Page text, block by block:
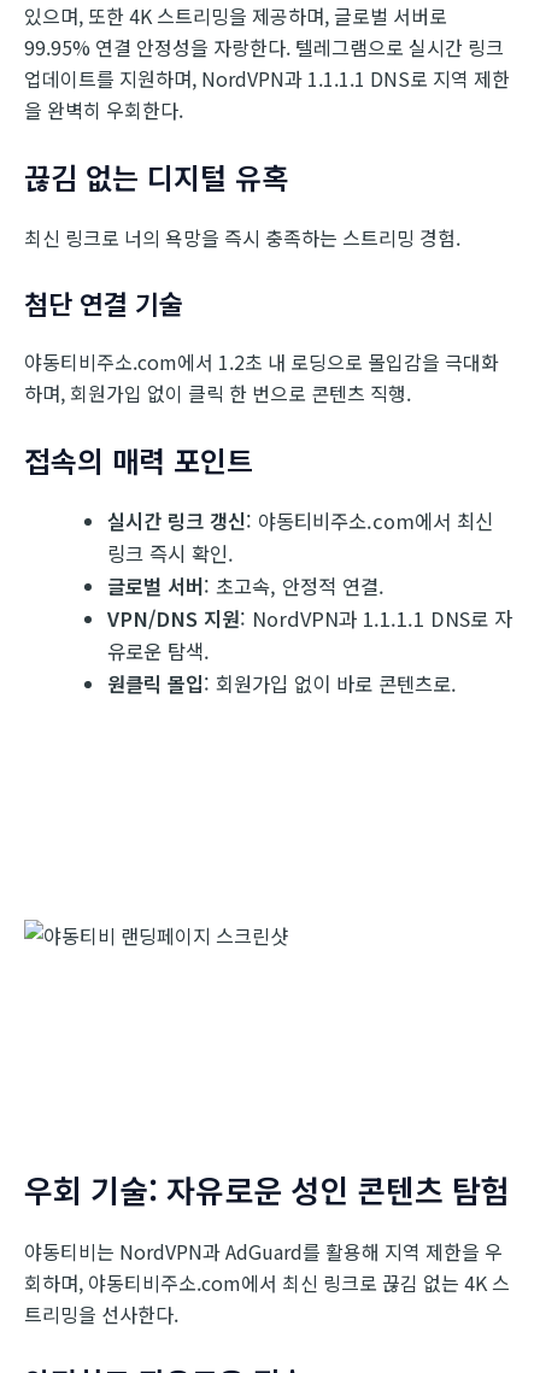
있으며, 또한 4K 스트리밍을 제공하며, 글로벌 서버로
99.95% 연결 안정성을 자랑한다. 텔레그램으로 실시간 링크
업데이트를 지원하며, NordVPN과 1.1.1.1 DNS로 지역 제한
을 완벽히 우회한다.
끊김 없는 디지털 유혹
최신 링크로 너의 욕망을 즉시 충족하는 스트리밍 경험.
첨단 연결 기술
야동티비주소.com에서 1.2초 내 로딩으로 몰입감을 극대화
하며, 회원가입 없이 클릭 한 번으로 콘텐츠 직행.
접속의 매력 포인트
실시간 링크 갱신: 야동티비주소.com에서 최신
링크 즉시 확인.
글로벌 서버: 초고속, 안정적 연결.
VPN/DNS 지원: NordVPN과 1.1.1.1 DNS로 자
유로운 탐색.
원클릭 몰입: 회원가입 없이 바로 콘텐츠로.
우회 기술: 자유로운 성인 콘텐츠 탐험
야동티비는 NordVPN과 AdGuard를 활용해 지역 제한을 우
회하며, 야동티비주소.com에서 최신 링크로 끊김 없는 4K 스
트리밍을 선사한다.